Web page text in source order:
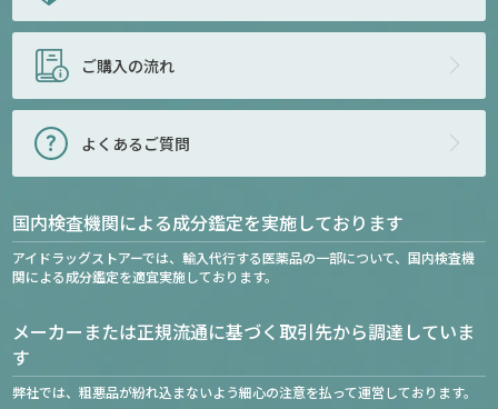
ご購入の流れ
よくあるご質問
国内検査機関による成分鑑定を実施しております
アイドラッグストアーでは、輸入代行する医薬品の一部について、国内検査機
関による成分鑑定を適宜実施しております。
メーカーまたは正規流通に基づく取引先から調達していま
す
弊社では、粗悪品が紛れ込まないよう細心の注意を払って運営しております。